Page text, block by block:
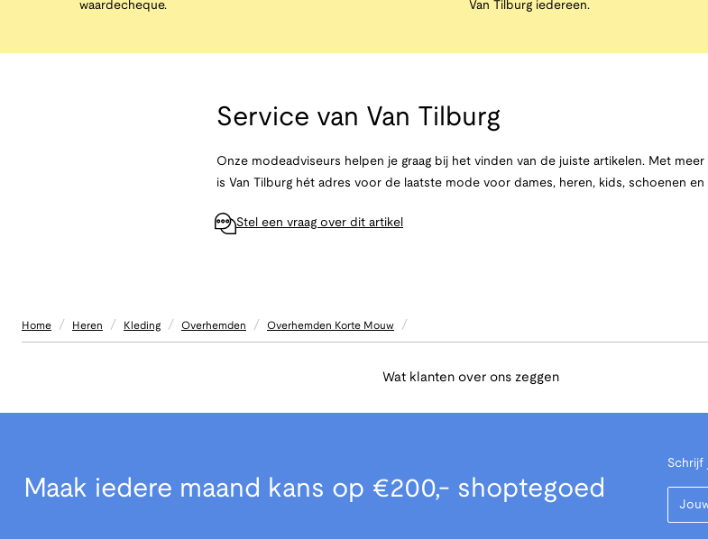
waardecheque.
Van Tilburg iedereen.
Service van Van Tilburg
Onze modeadviseurs helpen je graag bij het vinden van de juiste artikelen. Met
is Van Tilburg hét adres voor de laatste mode voor dames, heren, kids, schoenen
Stel een vraag over dit artikel
Home / Heren / Kleding / Overhemden / Overhemden Korte Mouw /
Wat klanten over ons zeggen
Maak iedere maand kans op €200,- shoptegoed
Schrijf
Your